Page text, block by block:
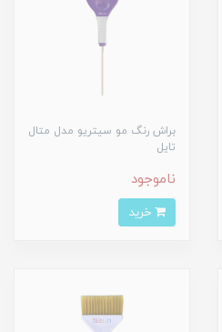
براش رنگ مو سیتریو مدل متال
تایل
ناموجود